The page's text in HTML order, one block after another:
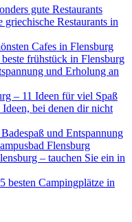
gute Restaurants
Restaurants in
Cafes in Flensburg
frühstück in Flensburg
und Erholung an
– 11 Ideen für viel Spaß
bei denen dir nicht
und Entspannung
Flensburg
– tauchen Sie ein in
besten Campingplätze in